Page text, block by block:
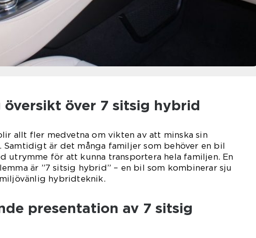
översikt över 7 sitsig hybrid
allt fler medvetna om vikten av att minska sin
Samtidigt är det många familjer som behöver en bil
utrymme för att kunna transportera hela familjen. En
är ”7 sitsig hybrid” – en bil som kombinerar sju
hybridteknik.
presentation av 7 sitsig